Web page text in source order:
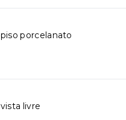
piso porcelanato
vista livre